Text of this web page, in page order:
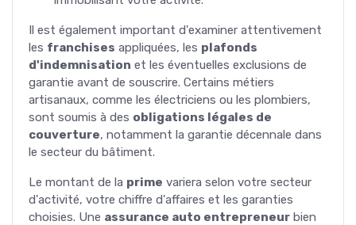
Il est également important d'examiner attentivement
les franchises appliquées, les plafonds
d'indemnisation et les éventuelles exclusions de
garantie avant de souscrire. Certains métiers
artisanaux, comme les électriciens ou les plombiers,
sont soumis à des obligations légales de
couverture, notamment la garantie décennale dans
le secteur du bâtiment.
Le montant de la prime variera selon votre secteur
d'activité, votre chiffre d'affaires et les garanties
choisies. Une assurance auto entrepreneur bien